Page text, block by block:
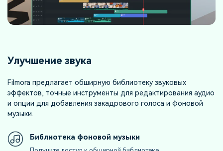
Улучшение звука
Filmora предлагает обширную библиотеку звуковых
эффектов, точные инструменты для редактирования аудио
и опции для добавления закадрового голоса и фоновой
музыки.
Библиотека фоновой музыки